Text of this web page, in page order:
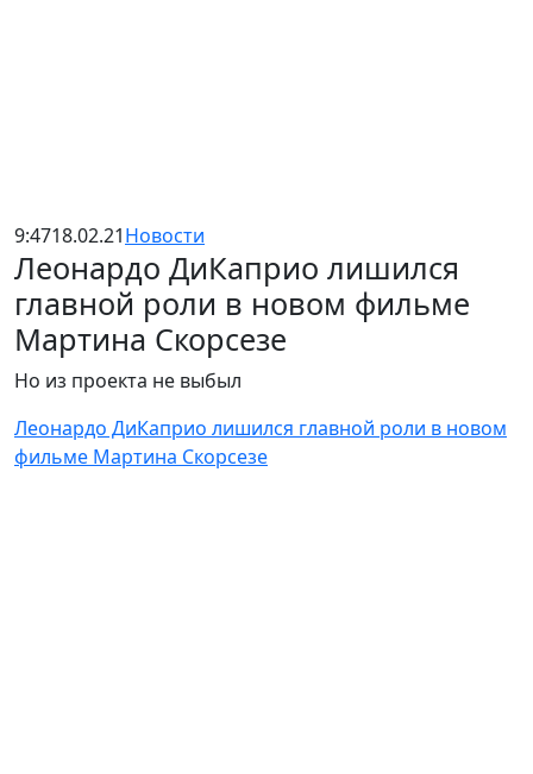
9:4718.02.21Новости
Леонардо ДиКаприо лишился
главной роли в новом фильме
Мартина Скорсезе
Но из проекта не выбыл
Леонардо ДиКаприо лишился главной роли в новом
фильме Мартина Скорсезе